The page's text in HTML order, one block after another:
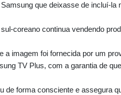
que deixasse de incluí-la
coreano continua vendendo
a imagem foi fornecida por um
TV Plus, com a garantia de
de forma consciente e assegura